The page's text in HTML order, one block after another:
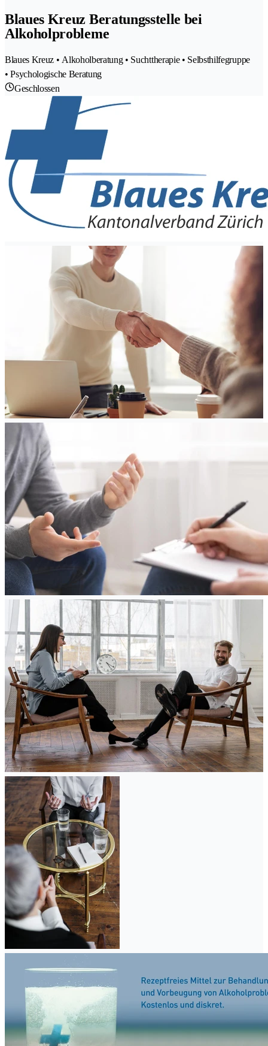
Blaues Kreuz Beratungsstelle bei
Alkoholprobleme
Blaues Kreuz • Alkoholberatung • Suchttherapie • Selbsthilfegruppe
• Psychologische Beratung
Geschlossen